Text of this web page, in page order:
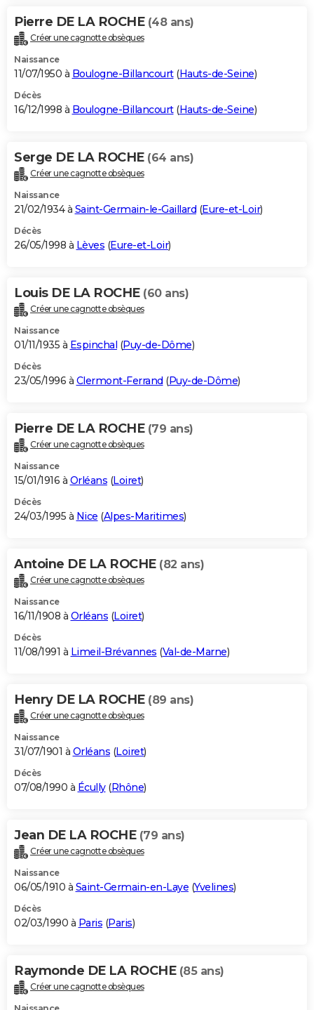
Pierre DE LA ROCHE (48 ans)
Créer une cagnotte obsèques
Naissance
11/07/1950 à Boulogne-Billancourt(Hauts-de-Seine)
Décès
16/12/1998 à Boulogne-Billancourt(Hauts-de-Seine)
Serge DE LA ROCHE (64 ans)
Créer une cagnotte obsèques
Naissance
21/02/1934 à Saint-Germain-le-Gaillard (Eure-et-Loir)
Décès
26/05/1998 à Lèves (Eure-et-Loir)
Louis DE LA ROCHE (60 ans)
Créer une cagnotte obsèques
Naissance
01/11/1935 à Espinchal (Puy-de-Dôme)
Décès
23/05/1996 à Clermont-Ferrand (Puy-de-Dôme)
Pierre DE LA ROCHE (79 ans)
Créer une cagnotte obsèques
Naissance
15/01/1916 à Orléans (Loiret)
Décès
24/03/1995 à Nice (Alpes-Maritimes)
Antoine DE LA ROCHE (82 ans)
Créer une cagnotte obsèques
Naissance
16/11/1908 à Orléans (Loiret)
Décès
11/08/1991 à Limeil-Brévannes (Val-de-Marne)
Henry DE LA ROCHE (89 ans)
Créer une cagnotte obsèques
Naissance
31/07/1901 à Orléans (Loiret)
Décès
07/08/1990 à Écully(Rhône)
Jean DE LA ROCHE (79 ans)
Créer une cagnotte obsèques
Naissance
06/05/1910 à Saint-Germain-en-Laye (Yvelines)
Décès
02/03/1990 à Paris (Paris)
Raymonde DE LA ROCHE (85 ans)
Créer une cagnotte obsèques